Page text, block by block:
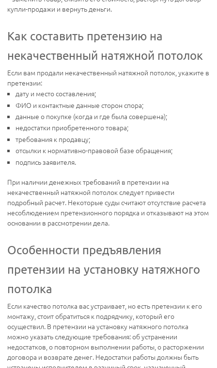
купли-продажи и вернуть деньги.
Как составить претензию на
некачественный натяжной потолок
Если вам продали некачественный натяжной потолок, укажите в
претензии:
дату и место составления;
ФИО и контактные данные сторон спора;
данные о покупке (когда и где была совершена);
недостатки приобретенного товара;
требования к продавцу;
отсылки к нормативно-правовой базе обращения;
подпись заявителя.
При наличии денежных требований в претензии на
некачественный натяжной потолок следует привести
подробный расчет. Некоторые суды считают отсутствие расчета
несоблюдением претензионного порядка и отказывают на этом
основании в рассмотрении дела.
Особенности предъявления
претензии на установку натяжного
потолка
Если качество потолка вас устраивает, но есть претензии к его
монтажу, стоит обратиться к подрядчику, который его
осуществил. В претензии на установку натяжного потолка
можно указать следующие требования: об устранении
недостатков, о повторном выполнении работы, о расторжении
договора и возврате денег. Недостатки работы должны быть